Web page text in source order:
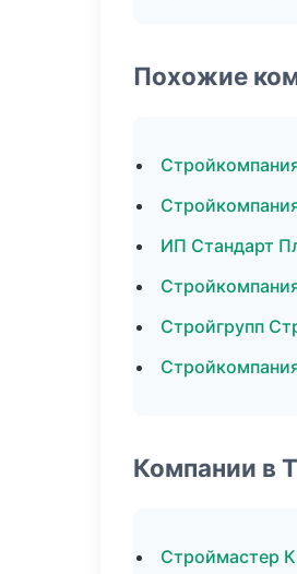
Похожие
ИП Стандарт
Стройгрупп
Компании в
Строймастер